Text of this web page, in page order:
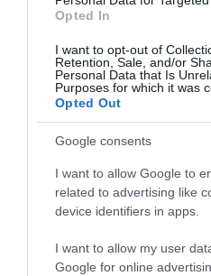
Opted In
I want to opt-out of
Retention, Sale, and/or
Personal Data that Is
Purposes for which it was
Opted Out
Google consents
I want to allow Google to
related to advertising like
device identifiers in apps.
I want to allow my user
Google for online
bárki megveheti…
Először beszélt
vezérigazgatója a…